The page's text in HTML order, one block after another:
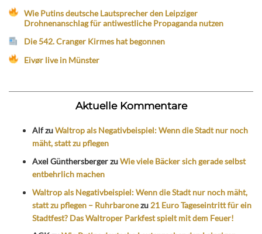
Wie Putins deutsche Lautsprecher den Leipziger
Drohnenanschlag für antiwestliche Propaganda nutzen
Die 542. Cranger Kirmes hat begonnen
Eivør live in Münster
Aktuelle Kommentare
AlfzuWaltrop als Negativbeispiel: Wenn die Stadt nur noch
mäht, statt zu pflegen
Axel GünthersbergerzuWie viele Bäcker sich gerade selbst
entbehrlich machen
Waltrop als Negativbeispiel: Wenn die Stadt nur noch mäht,
statt zu pflegen – Ruhrbaronezu 21 Euro Tageseintritt für ein
Stadtfest? Das Waltroper Parkfest spielt mit dem Feuer!